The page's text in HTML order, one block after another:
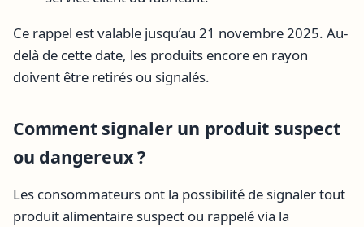
Ce rappel est valable jusqu’au 21 novembre 2025. Au-
delà de cette date, les produits encore en rayon
doivent être retirés ou signalés.
Comment signaler un produit suspect
ou dangereux ?
Les consommateurs ont la possibilité de signaler tout
produit alimentaire suspect ou rappelé via la